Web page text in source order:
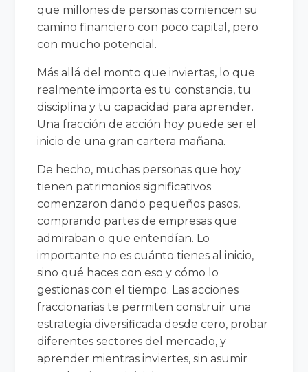
que millones de personas comiencen su
camino financiero con poco capital, pero
con mucho potencial.
Más allá del monto que inviertas, lo que
realmente importa es tu constancia, tu
disciplina y tu capacidad para aprender.
Una fracción de acción hoy puede ser el
inicio de una gran cartera mañana.
De hecho, muchas personas que hoy
tienen patrimonios significativos
comenzaron dando pequeños pasos,
comprando partes de empresas que
admiraban o que entendían. Lo
importante no es cuánto tienes al inicio,
sino qué haces con eso y cómo lo
gestionas con el tiempo. Las acciones
fraccionarias te permiten construir una
estrategia diversificada desde cero, probar
diferentes sectores del mercado, y
aprender mientras inviertes, sin asumir